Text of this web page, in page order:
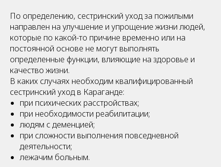
По определению, сестринский уход за пожилыми
направлен на улучшение и упрощение жизни людей,
которые по какой-то причине временно или на
постоянной основе не могут выполнять
определенные функции, влияющие на здоровье и
качество жизни.
В каких случаях необходим квалифицированный
сестринский уход в Караганде:
при психических расстройствах;
при необходимости реабилитации;
людям с деменцией;
при сложности выполнения повседневной
деятельности;
лежачим больным.